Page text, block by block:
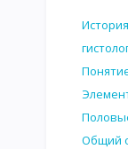
Общий